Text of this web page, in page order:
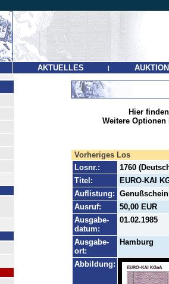
AKTUELLES |
Hier
Weitere
Vorheriges Los
Losnr.:
1760
Titel:
EURO-KAI
Auflistung: Genußschein
Ausruf:
50,00 EUR
Ausgabe-
datum:
01.02.1985
Ausgabe-
ort:
Hamburg
Abbildung: